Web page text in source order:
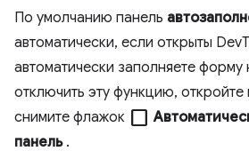
По умолчанию панель
автоматически, если открыты
автоматически заполняете
отключить эту функцию,
снимите флажок check_box_outline_blank
панель.